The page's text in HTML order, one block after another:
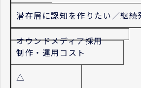
潜在層に認知を作りたい／継続
オウンドメディア採用
制作・運用コスト
△